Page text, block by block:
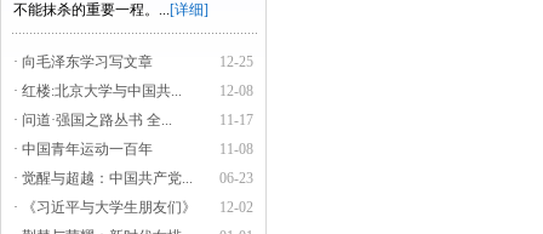
不能抹杀的重要一程。...[详细]
12-25
· 向毛泽东学习写文章
12-08
· 红楼:北京大学与中国共...
11-17
· 问道·强国之路丛书 全...
11-08
· 中国青年运动一百年
06-23
· 觉醒与超越：中国共产党...
12-02
· 《习近平与大学生朋友们》